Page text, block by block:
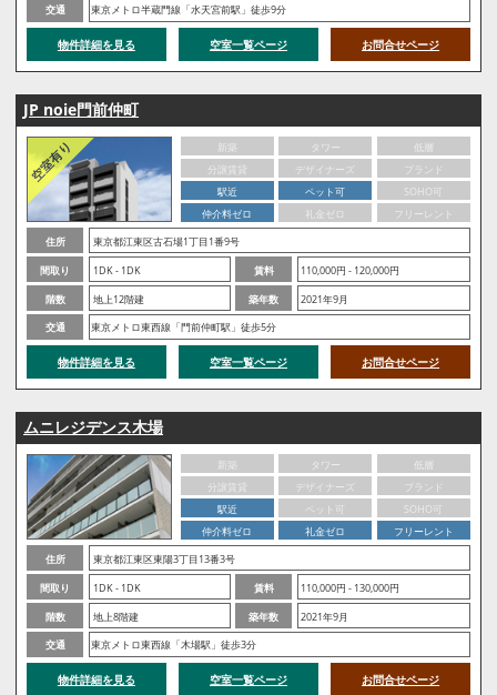
交通
東京メトロ半蔵門線「水天宮前駅」徒歩9分
物件詳細を見る 空室一覧ページ お問合せページ
JP noie門前仲町
新築 タワー
低層
分譲賃貸
デザイナーズ
ブランド
駅近
ペット可
SOHO可
仲介料ゼロ
礼金ゼロ
フリーレント
住所
東京都江東区古石場1丁目1番9号
間取り
1DK - 1DK 賃料
110,000円 - 120,000円
階数
地上12階建 築年数
2021年9月
交通
東京メトロ東西線「門前仲町駅」徒歩5分
物件詳細を見る 空室一覧ページ お問合せページ
ムニレジデンス木場
新築 タワー
低層
分譲賃貸
デザイナーズ
ブランド
駅近
ペット可
SOHO可
仲介料ゼロ
礼金ゼロ
フリーレント
住所
東京都江東区東陽3丁目13番3号
間取り
1DK - 1DK 賃料
110,000円 - 130,000円
階数
地上8階建 築年数
2021年9月
交通
東京メトロ東西線「木場駅」徒歩3分
物件詳細を見る 空室一覧ページ お問合せページ